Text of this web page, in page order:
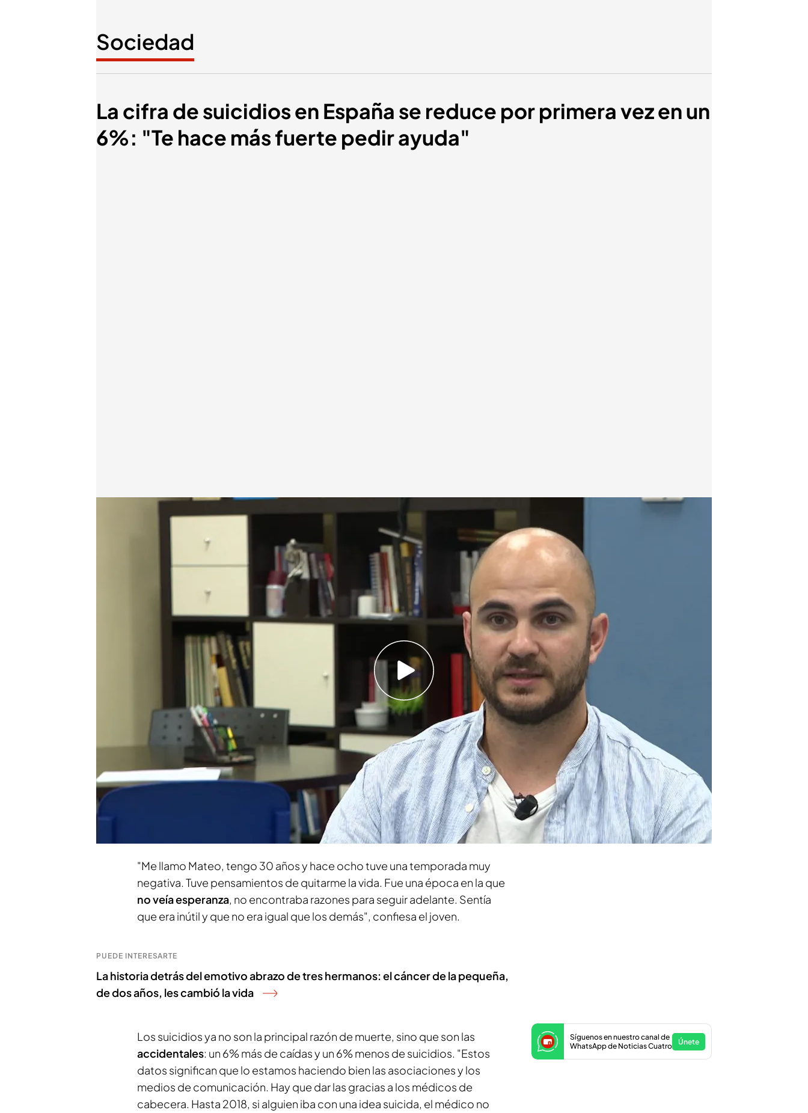
Sociedad
La cifra de suicidios en España se reduce por primera vez en un
6%: "Te hace más fuerte pedir ayuda"
Redacción digital Noticias Cuatro
Por primera vez en cinco años el número de muertes por suicidio
desciende en un 6%
Casi 4.000 personas se quitaron la vida el año pasado en nuestro país
El silencio tras el suicidio de un familiar, una lucha constante: "Las fotos
desaparecen sin que nadie lo hable"
Compartir
Los fallecimientos porsuicidio reducidopor primera vez en un 6%.
Informar con transparencia y responsabilidad ha influido en la reducción
de este tipo de muertes, sobre todo desde los medios de comunicación.
ayudan a dar visibilidad al suicidio que ahora
según informa Lorelei Esteban.
"Me llamo Mateo, tengo 30 años y hace ocho tuve una temporada muy
negativa. Tuve pensamientos de quitarme la vida. Fue una época en la que
no veía esperanza, no encontraba razones para seguir adelante. Sentía
que era inútil y que no era igual que los demás", confiesa el joven.
PUEDE INTERESARTE
La historia detrás del emotivo abrazo de tres hermanos: el cáncer de la pequeña,
de dos años, les cambió la vida
Los suicidios ya no son la principal razón de muerte, sino que son las
accidentales: un 6% más de caídas y un 6% menos de suicidios. "Estos
datos significan que lo estamos haciendo bien las asociaciones y los
medios de comunicación. Hay que dar las gracias a los médicos de
cabecera. Hasta 2018, si alguien iba con una idea suicida, el médico no
Síguenos en nuestro canal de
WhatsApp de Noticias Cuatro
Únete